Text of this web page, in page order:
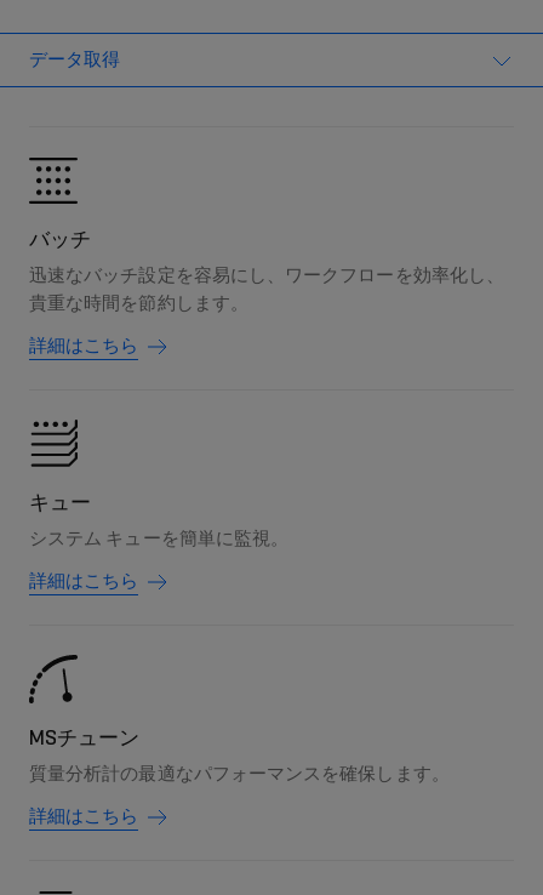
データ取得
バッチ
迅速なバッチ設定を容易にし、ワークフローを効率化し、
貴重な時間を節約します。
詳細はこちら
キュー
システム キューを簡単に監視。
詳細はこちら
MSチューン
質量分析計の最適なパフォーマンスを確保します。
詳細はこちら